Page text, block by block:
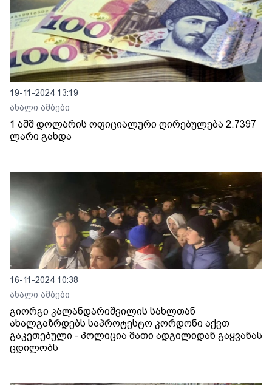
19-11-2024 13:19
ახალი ამბები
1 აშშ დოლარის ოფიციალური ღირებულება 2.7397
ლარი გახდა
16-11-2024 10:38
ახალი ამბები
გიორგი კალანდარიშვილის სახლთან
ახალგაზრდებს საპროტესტო კორდონი აქვთ
გაკეთებული - პოლიცია მათი ადგილიდან გაყვანას
ცდილობს